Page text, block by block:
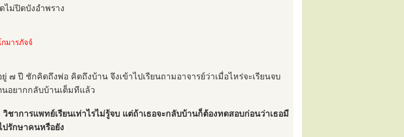
ไม่ปิดบังอำพราง
มารภัจจ์
๗ ปี ชักคิดถึงพ่อ คิดถึงบ้าน จึงเข้าไปเรียนถามอาจารย์ว่าเมื่อไหร่จะเรียนจบ
อยากกลับบ้านเต็มทีแล้ว
วิชาการแพทย์เรียนเท่าไรไม่รู้จบ แต่ถ้าเธอจะกลับบ้านก็ต้องทดสอบก่อนว่าเธอมี
รักษาคนหรือยัง